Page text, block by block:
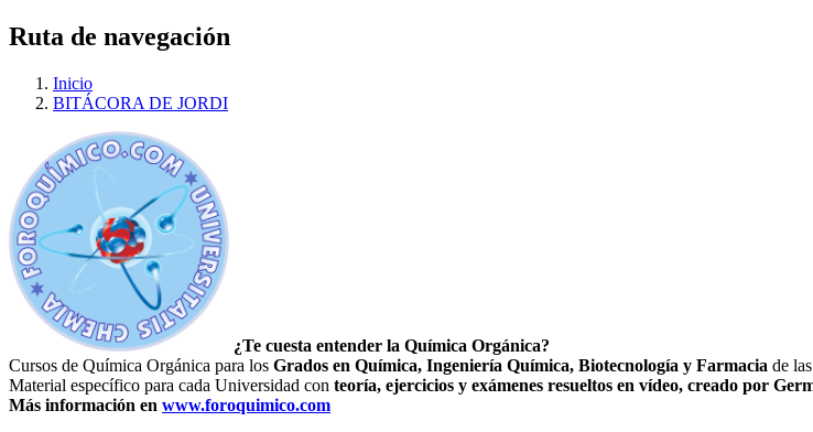
Ruta de navegación
Inicio
BITÁCORA DE JORDI
¿Te cuesta entender la Química Orgánica?
Cursos de Química Orgánica para los Grados en Química, Ingeniería Química, Biotecnología y Farmacia de
Material específico para cada Universidad con teoría, ejercicios y exámenes resueltos en vídeo, creado por
Más información en www.foroquimico.com